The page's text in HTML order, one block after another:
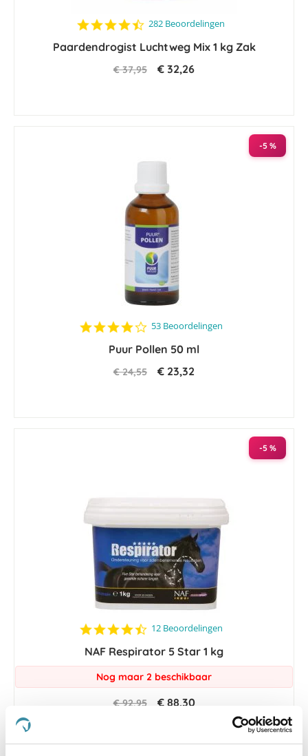
4.5
rating
282 Beoordelingen
Paardendrogist Luchtweg Mix 1 kg Zak
€ 37,95 € 32,26
-5 %
4.2
rating
53 Beoordelingen
Puur Pollen 50 ml
€ 24,55 € 23,32
-5 %
4.7
rating
12 Beoordelingen
NAF Respirator 5 Star 1 kg
Nog maar 2 beschikbaar
€ 92,95 € 88,30